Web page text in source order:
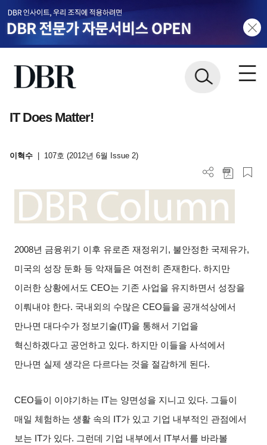
IT Does Matter!
이혁수 107호 (2012년 6월 Issue 2)
2008년 금융위기 이후 유로존 재정위기 , 불안정한 국제유가,
미국의 성장 둔화 등 악재들은 여전히 존재한다.하지만
이러한 상황에서도 CEO는 기존 사업을 유지하면서 성장을
이뤄내야 한다. 국내외의 수많은 CEO들을 공개석상에서
만나면 대다수가 정보기술(IT)을 통해서 기업을
혁신하겠다고 공언하고 있다.하지만 이들을 사석에서
만나면 실제 생각은 다르다는 것을 절감하게 된다.
CEO들이 이야기하는 IT는 양면성을 지니고 있다. 그들이
매일 체험하는 생활 속의
IT가 있고 기업 내부적인 관점에서
보는 IT가 있다. 그런데 기업 내부에서 IT부서를 바라볼